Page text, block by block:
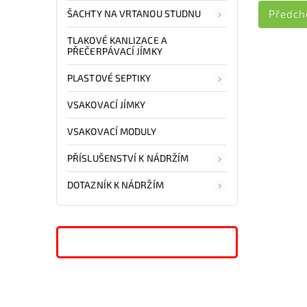
ŠACHTY NA VRTANOU STUDNU
TLAKOVÉ KANLIZACE A
PŘEČERPÁVACÍ JÍMKY
PLASTOVÉ SEPTIKY
VSAKOVACÍ JÍMKY
VSAKOVACÍ MODULY
PŘÍSLUŠENSTVÍ K NÁDRŽÍM
DOTAZNÍK K NÁDRŽÍM